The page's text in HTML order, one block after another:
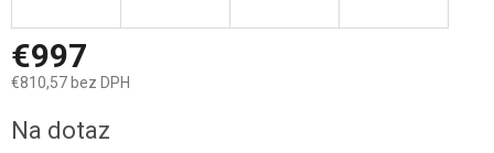
€997
€810,57 bez DPH
cena:
Na dotaz